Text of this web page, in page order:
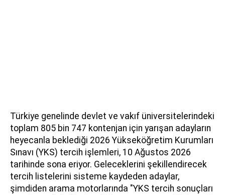
Türkiye genelinde devlet ve vakıf üniversitelerindeki
toplam 805 bin 747 kontenjan için yarışan adayların
heyecanla beklediği 2026 Yükseköğretim Kurumları
Sınavı (YKS) tercih işlemleri, 10 Ağustos 2026
tarihinde sona eriyor. Geleceklerini şekillendirecek
tercih listelerini sisteme kaydeden adaylar,
şimdiden arama motorlarında "YKS tercih sonuçları